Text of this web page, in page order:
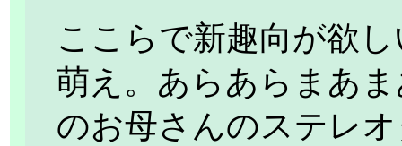
ここらで新趣向が欲
萌え。あらあらまあ
のお母さんのステレ